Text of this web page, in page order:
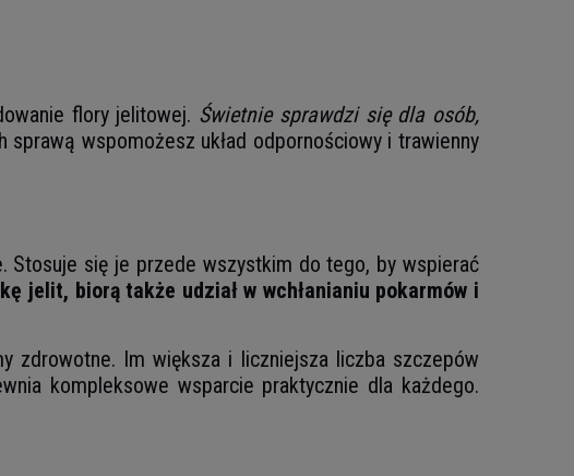
flory jelitowej. Świetnie sprawdzi się dla osób,
sprawą wspomożesz układ odpornościowy i trawienny
Stosuje się je przede wszystkim do tego, by wspierać
jelit, biorą także udział w wchłanianiu pokarmów i
zdrowotne. Im większa i liczniejsza liczba szczepów
kompleksowe wsparcie praktycznie dla każdego.